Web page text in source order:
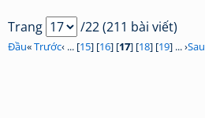
Trang /22 (211 bài viết)
Đầu«Trước‹ ... [15] [16] [17] [18] [19] ... ›Sau